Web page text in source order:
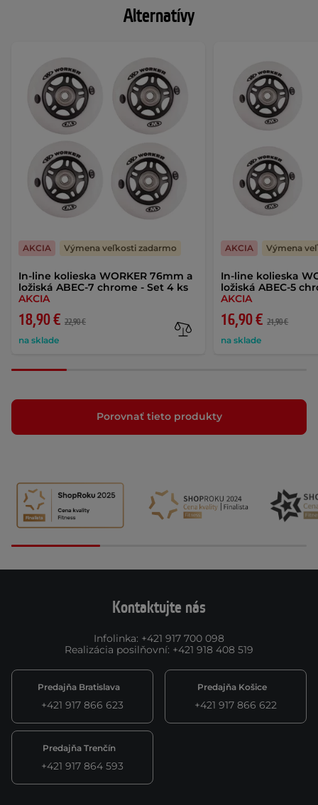
Alternatívy
In-line kolieska WORKER 76mm a
ložiská ABEC-7 chrome - Set 4 ks
AKCIA
18,90 € 22,90 €
na sklade
AKCIA Výmena veľkosti zadarmo
In-line kolieska
ložiská ABEC-5
AKCIA
16,90 € 21,90 €
na sklade
AKCIA Výmena
Porovnať tieto produkty
Kontaktujte nás
Infolinka: +421 917 700 098
Realizácia posilňovní: +421 918 408 519
Predajňa Bratislava
+421 917 866 623
Predajňa Košice
+421 917 866 622
Predajňa Trenčín
+421 917 864 593